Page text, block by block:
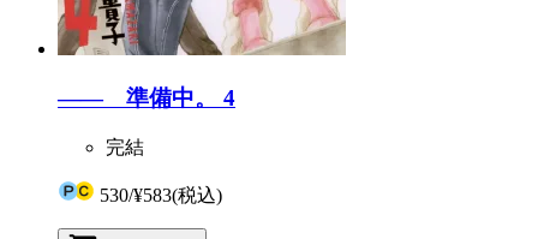
―― 準備中。 4
完結
530/¥583(税込)